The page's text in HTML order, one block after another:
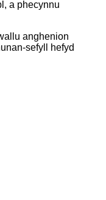
a phecynnu
anghenion
sefyll hefyd